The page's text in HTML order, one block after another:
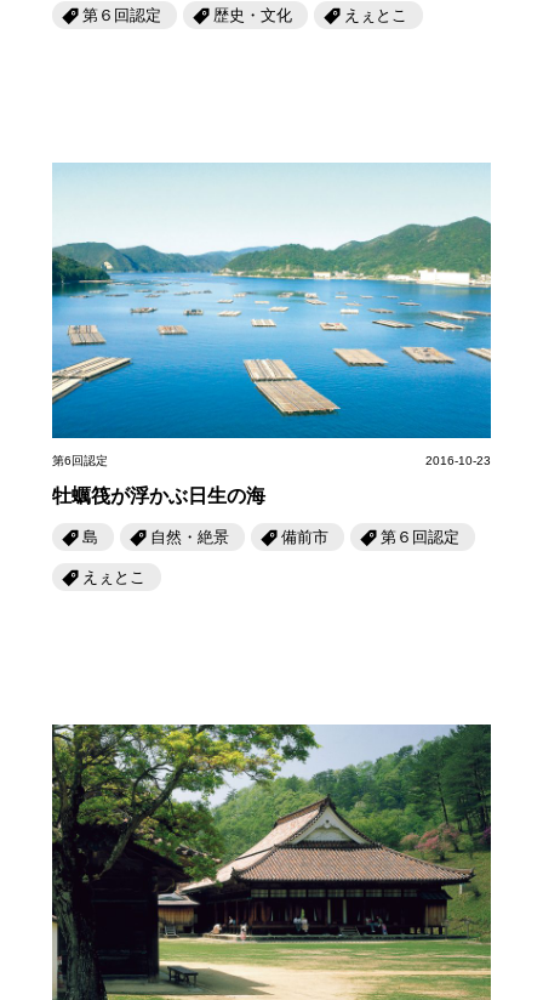
第６回認定 歴史・文化 えぇとこ
第6回認定 2016-10-23
牡蠣筏が浮かぶ日生の海
島 自然・絶景 備前市 第６回認定
えぇとこ